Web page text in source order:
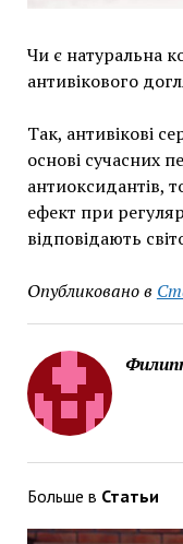
Чи є натуральна
антивікового
Так, антивікові
основі сучасних
антиоксидантів,
ефект при
відповідають
Опубликовано в
Больше в Статьи